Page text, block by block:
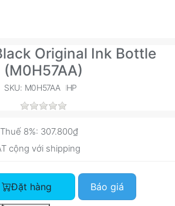
Original Ink Bottle
(M0H57AA)
SKU: M0H57AA HP
Thuế 8%: 307.800₫
cộng với shipping
Black Original Ink Bottle (M0H57AA)
Đặt hàng Báo giá